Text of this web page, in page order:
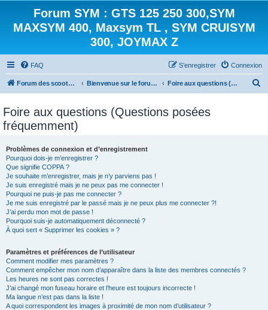
Forum SYM : GTS 125 250 300,SYM
MAXSYM 400, Maxsym TL , SYM CRUISYM
300, JOYMAX Z
FAQ Connexion
S’enregistrer
Forum des scooters SYM - GTS -MAXSYM - CRUISYM - JOYMAX - Maxsym TL Bienvenue sur le forum des scooters de la gamme SYM Foire aux questions (Questions posées fréquemment)
Foire aux questions (Questions posées
fréquemment)
Problèmes de connexion et d’enregistrement
Pourquoi dois-je m’enregistrer ?
Que signifie COPPA ?
Je souhaite m’enregistrer, mais je n’y parviens pas !
Je suis enregistré mais je ne peux pas me connecter !
Pourquoi ne puis-je pas me connecter ?
Je me suis enregistré par le passé mais je ne peux plus me connecter ?!
J’ai perdu mon mot de passe !
Pourquoi suis-je automatiquement déconnecté ?
À quoi sert « Supprimer les cookies » ?
Paramètres et préférences de l’utilisateur
Comment modifier mes paramètres ?
Comment empêcher mon nom d’apparaître dans la liste des membres connectés ?
Les heures ne sont pas correctes !
J’ai changé mon fuseau horaire et l’heure est toujours incorrecte !
Ma langue n’est pas dans la liste !
A quoi correspondent les images à proximité de mon nom d’utilisateur ?